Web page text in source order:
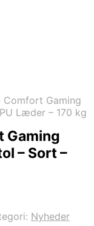
Comfort Gaming
Læder – 170 kg
Gaming
– Sort –
Nyheder